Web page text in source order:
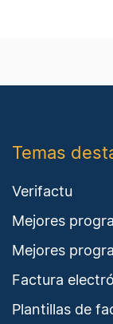
Temas
Verifactu
Mejores
Mejores
Factura
Plantillas de